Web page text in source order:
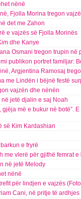
nënë
Fjolla Morina tregon
det me Zahon
e vajzës së Fjolla Morinës
dhe Kanye
Osmani tregon trupin në
publikon portret familjar:
Argjentina Ramosaj
me Lindën i bëjnë festë
vajzën dhe nënën
jetë djalin e saj Noah
gjëja më e bukur në botë”.
së Kim Kardashian
e fryrë
me vlerë për gjithë femrat e
në jetë Melody
nënë
për lindjen e vajzës
Cani, në pritje të ardhjes